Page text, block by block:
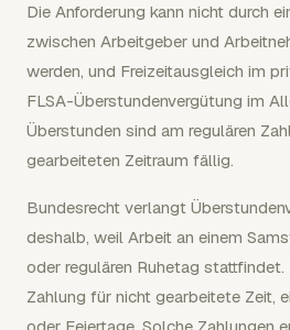
Die Anforderung kann nicht durch
zwischen Arbeitgeber und
werden, und Freizeitausgleich im
FLSA-Überstundenvergütung im
Überstunden sind am regulären
gearbeiteten Zeitraum fällig.
Bundesrecht verlangt
deshalb, weil Arbeit an einem
oder regulären Ruhetag
Zahlung für nicht gearbeitete Zeit,